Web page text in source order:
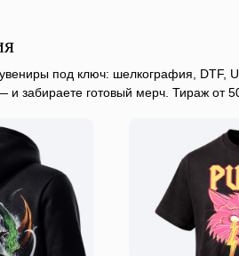
под ключ: шелкография, DTF,
забираете готовый мерч. Тираж от